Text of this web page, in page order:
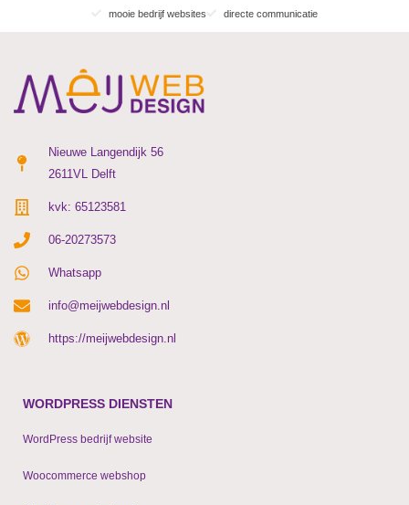
mooie bedrijf websites directe communicatie
Nieuwe Langendijk 56
2611VL Delft
kvk: 65123581
06-20273573
Whatsapp
info@meijwebdesign.nl
https://meijwebdesign.nl
WORDPRESS DIENSTEN
WordPress bedrijf website
Woocommerce webshop